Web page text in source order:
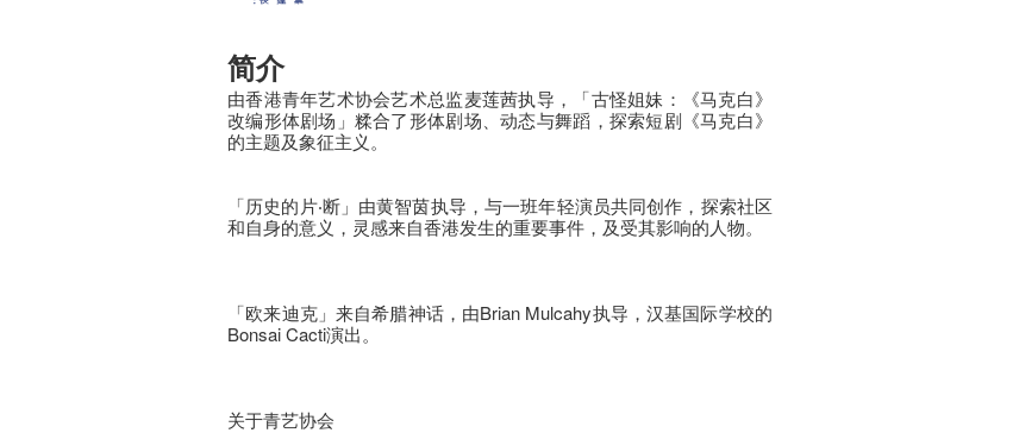
简介
由香港青年艺术协会艺术总监麦莲茜执导，「古怪姐妹：《马克白》
改编形体剧场」糅合了形体剧场、动态与舞蹈，探索短剧《马克白》
的主题及象征主义。
「历史的片‧断」由黄智茵执导，与一班年轻演员共同创作，探索社区
和自身的意义，灵感来自香港发生的重要事件，及受其影响的人物。
「欧来迪克」来自希腊神话，由Brian Mulcahy执导，汉基国际学校的
Bonsai Cacti演出。
关于青艺协会